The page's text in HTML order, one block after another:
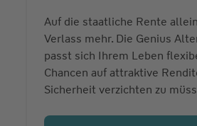
Auf die staatliche Rente
Verlass mehr. Die Genius
passt sich Ihrem Leben
Chancen auf attraktive
Sicherheit verzichten zu